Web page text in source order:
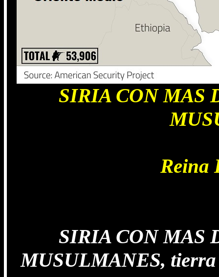
SIRIA CON MAS
Reina
SIRIA CON MAS
MUSULMANES,